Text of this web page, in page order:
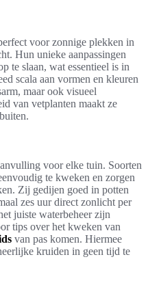
voor zonnige plekken in
Hun unieke aanpassingen
te slaan, wat essentieel is in
scala aan vormen en kleuren
maar ook visueel
van vetplanten maakt ze
voor elke tuin. Soorten
te kweken en zorgen
Zij gedijen goed in potten
zes uur direct zonlicht per
juiste waterbeheer zijn
tips over het kweken van
van pas komen. Hiermee
kruiden in geen tijd te